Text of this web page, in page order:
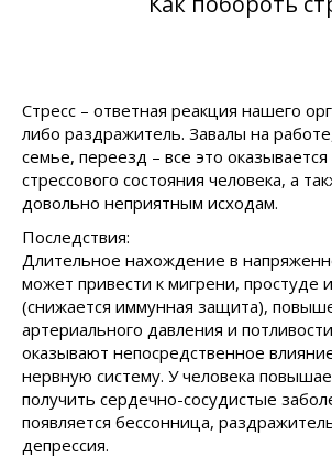
Стресс – ответная реакция нашего
либо раздражитель. Завалы на
семье, переезд – все это
стрессового состояния человека, а
довольно неприятным исходам.
Последствия:
Длительное нахождение в
может привести к мигрени, простуде
(снижается иммунная защита),
артериального давления и
оказывают непосредственное
нервную систему. У человека
получить сердечно-сосудистые
появляется бессонница,
депрессия.